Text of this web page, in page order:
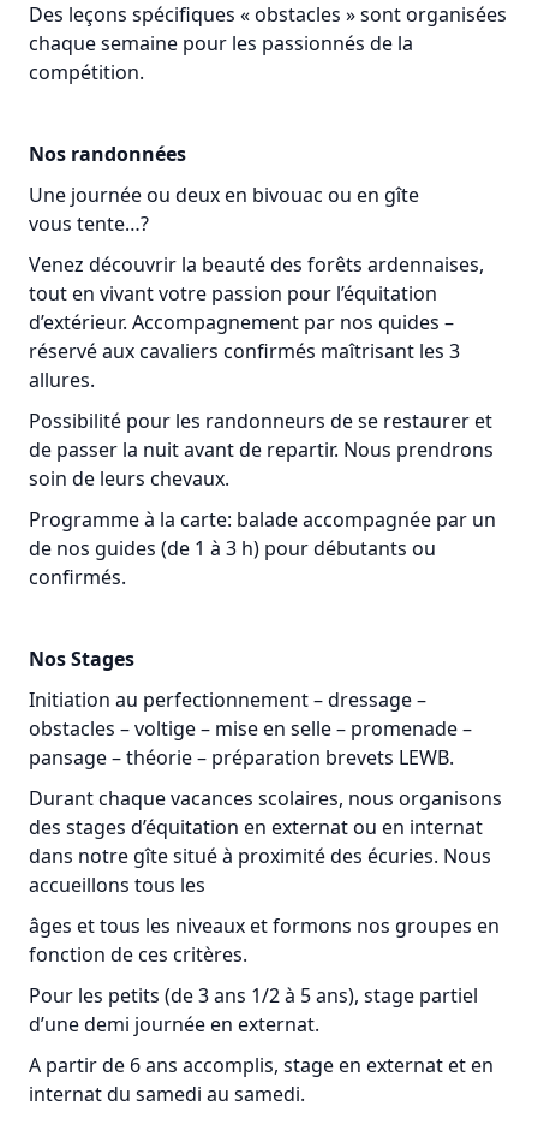
Des leçons spécifiques « obstacles » sont organisées
chaque semaine pour les passionnés de la
compétition.
Nos randonnées
Une journée ou deux en bivouac ou en gîte
vous tente…?
Venez découvrir la beauté des forêts ardennaises,
tout en vivant votre passion pour l’équitation
d’extérieur. Accompagnement par nos quides –
réservé aux cavaliers confirmés maîtrisant les 3
allures.
Possibilité pour les randonneurs de se restaurer et
de passer la nuit avant de repartir. Nous prendrons
soin de leurs chevaux.
Programme à la carte: balade accompagnée par un
de nos guides (de 1 à 3 h) pour débutants ou
confirmés.
Nos Stages
Initiation au perfectionnement – dressage –
obstacles – voltige – mise en selle – promenade –
pansage – théorie – préparation brevets LEWB.
Durant chaque vacances scolaires, nous organisons
des stages d’équitation en externat ou en internat
dans notre gîte situé à proximité des écuries. Nous
accueillons tous les
âges et tous les niveaux et formons nos groupes en
fonction de ces critères.
Pour les petits (de 3 ans 1/2 à 5 ans), stage partiel
d’une demi journée en externat.
A partir de 6 ans accomplis, stage en externat et en
internat du samedi au samedi.